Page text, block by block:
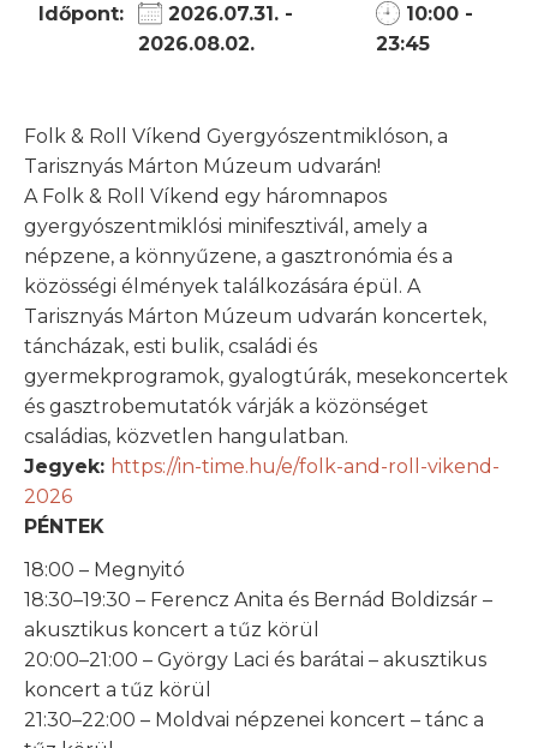
Időpont:
2026.07.31. -
2026.08.02.
10:00 -
23:45
Folk & Roll Víkend Gyergyószentmiklóson, a
Tarisznyás Márton Múzeum udvarán!
A Folk & Roll Víkend egy háromnapos
gyergyószentmiklósi minifesztivál, amely a
népzene, a könnyűzene, a gasztronómia és a
közösségi élmények találkozására épül. A
Tarisznyás Márton Múzeum udvarán koncertek,
táncházak, esti bulik, családi és
gyermekprogramok, gyalogtúrák, mesekoncertek
és gasztrobemutatók várják a közönséget
családias, közvetlen hangulatban.
Jegyek: https://in-time.hu/e/folk-and-roll-vikend-
2026
PÉNTEK
18:00 – Megnyitó
18:30–19:30 – Ferencz Anita és Bernád Boldizsár –
akusztikus koncert a tűz körül
20:00–21:00 – György Laci és barátai – akusztikus
koncert a tűz körül
21:30–22:00 – Moldvai népzenei koncert – tánc a